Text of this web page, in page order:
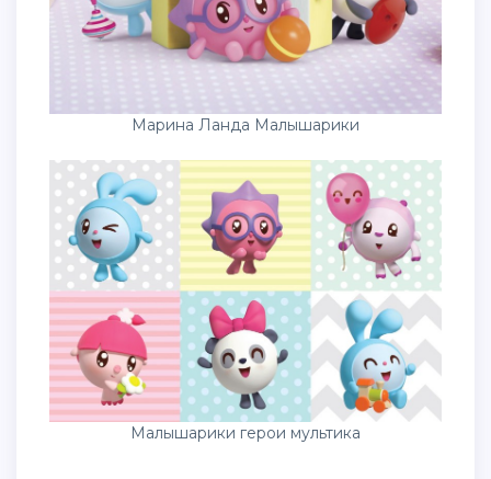
Марина Ланда Малышарики
Малышарики герои мультика